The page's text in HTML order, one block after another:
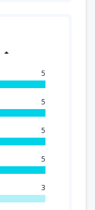
5
5
5
5
3